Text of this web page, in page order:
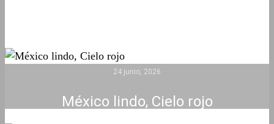
24 junio, 2026
México lindo, Cielo rojo